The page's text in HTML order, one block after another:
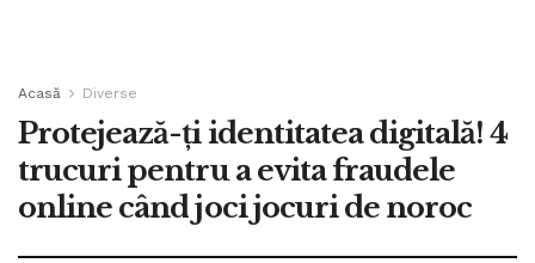
Acasă Diverse
Protejează-ți identitatea digitală! 4
trucuri pentru a evita fraudele
online când joci jocuri de noroc